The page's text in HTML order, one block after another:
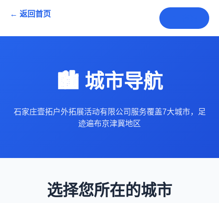
← 返回首页
🏙️ 城市导航
石家庄壹拓户外拓展活动有限公司服务覆盖7大城市，足
迹遍布京津冀地区
选择您所在的城市